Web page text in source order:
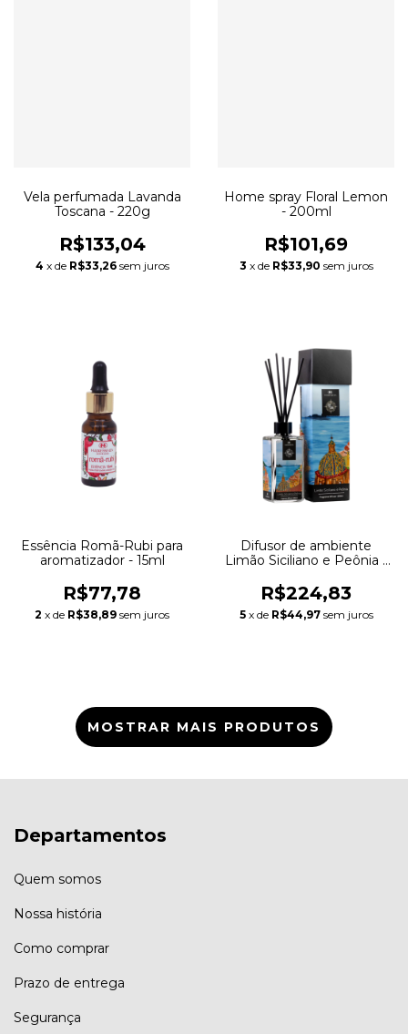
Vela perfumada Lavanda
Toscana - 220g
R$133,04
4 x de R$33,26 sem juros
Home spray Floral Lemon
- 200ml
R$101,69
3 x de R$33,90 sem juros
Essência Romã-Rubi para
aromatizador - 15ml
R$77,78
2 x de R$38,89 sem juros
Difusor de ambiente
Limão Siciliano e Peônia -
R$224,83
5 x de R$44,97 sem juros
MOSTRAR MAIS PRODUTOS
Departamentos
Quem somos
Nossa história
Como comprar
Prazo de entrega
Segurança